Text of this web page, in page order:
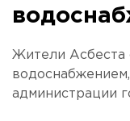
Жители Асбеста
администрации